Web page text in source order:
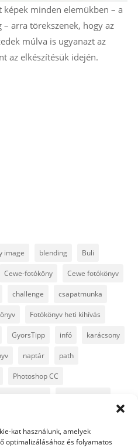
kat használunk, amelyek
optimalizálásához és folyamatos
minden elemükben – a
arra törekszenek, hogy az
múlva is ugyanazt az
az elkészítésük idején.
image blending Buli
Cewe-fotóköny Cewe fotókönyv
challenge csapatmunka
Fotókönyv heti kihívás
GyorsTipp infó karácsony
naptár path
Photoshop CC
text Topaz trükkök